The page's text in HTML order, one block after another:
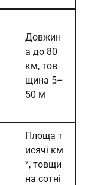
Довжин
а до 80
км, тов
щина 5–
50 м
Площа т
исячі км
², товщи
на сотні